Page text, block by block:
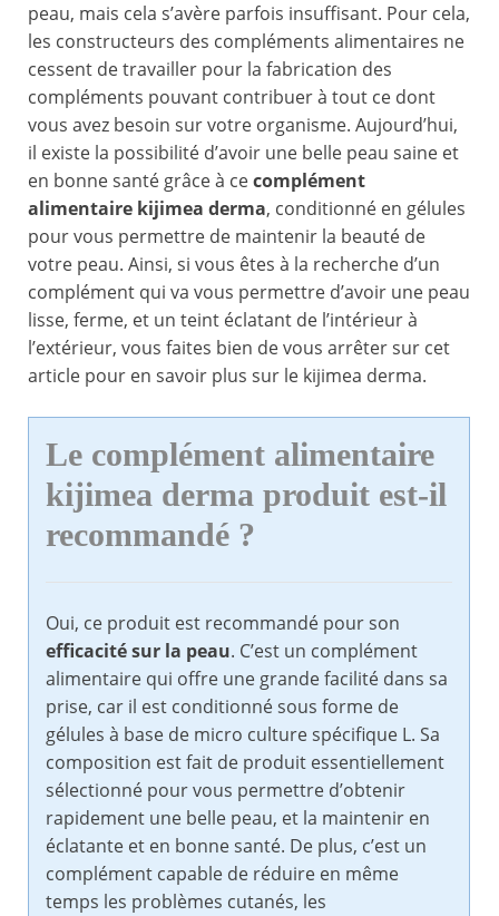
peau, mais cela s’avère parfois insuffisant. Pour cela,
les constructeurs des compléments alimentaires ne
cessent de travailler pour la fabrication des
compléments pouvant contribuer à tout ce dont
vous avez besoin sur votre organisme. Aujourd’hui,
il existe la possibilité d’avoir une belle peau saine et
en bonne santé grâce à cecomplément
alimentaire kijimea derma, conditionné en gélules
pour vous permettre de maintenir la beauté de
votre peau. Ainsi, si vous êtes à la recherche d’un
complément qui va vous permettre d’avoir une peau
lisse, ferme, et un teint éclatant de l’intérieur à
l’extérieur, vous faites bien de vous arrêter sur cet
article pour en savoir plus sur le kijimea derma.
Le complément alimentaire
kijimea derma produit est-il
recommandé ?
Oui, ce produit est recommandé pour son
efficacité sur la peau. C’est un complément
alimentaire qui offre une grande facilité dans sa
prise, car il est conditionné sous forme de
gélules à base de micro culture spécifique L. Sa
composition est fait de produit essentiellement
sélectionné pour vous permettre d’obtenir
rapidement une belle peau, et la maintenir en
éclatante et en bonne santé. De plus, c’est un
complément capable de réduire en même
temps les problèmes cutanés, les